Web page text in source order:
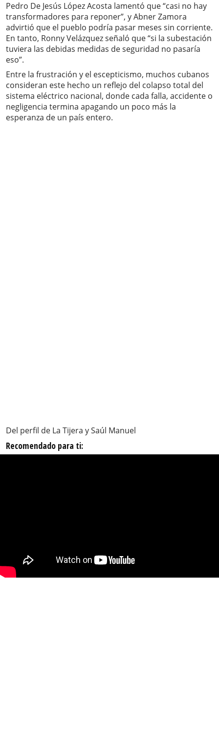
Pedro De Jesús López Acosta lamentó que “casi no hay
transformadores para reponer”, y Abner Zamora
advirtió que el pueblo podría pasar meses sin corriente.
En tanto, Ronny Velázquez señaló que “si la subestación
tuviera las debidas medidas de seguridad no pasaría
eso”.
Entre la frustración y el escepticismo, muchos cubanos
consideran este hecho un reflejo del colapso total del
sistema eléctrico nacional, donde cada falla, accidente o
negligencia termina apagando un poco más la
esperanza de un país entero.
Del perfil de La Tijera y Saúl Manuel
Recomendado para ti: